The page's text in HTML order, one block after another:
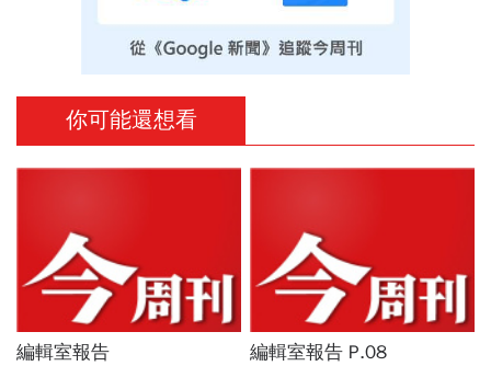
你可能還想看
編輯室報告 編輯室報告 P.08